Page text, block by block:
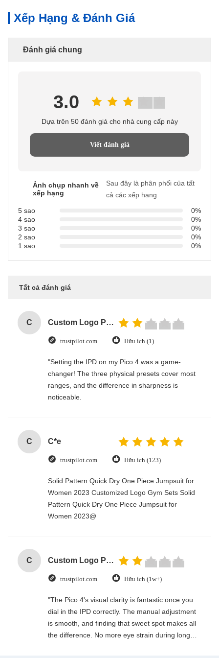
Xếp Hạng & Đánh Giá
Đánh giá chung
3.0
Dựa trên 50 đánh giá cho nhà cung cấp này
Viết đánh giá
Ảnh chụp nhanh về
xếp hạng
Sau đây là phân phối của tất
cả các xếp hạng
5 sao
0%
4 sao
0%
3 sao
0%
2 sao
0%
1 sao
0%
Tất cả đánh giá
C Custom Logo Paper Cardboard Packing Folding White / Black / Rose Gold Luxury Magnetic Gift Box with Ribbon Closure
trustpilot.com Hữu ích (1)
"Setting the IPD on my Pico 4 was a game-
changer! The three physical presets cover most
ranges, and the difference in sharpness is
noticeable.
C C*e
trustpilot.com Hữu ích (123)
Solid Pattern Quick Dry One Piece Jumpsuit for
Women 2023 Customized Logo Gym Sets Solid
Pattern Quick Dry One Piece Jumpsuit for
Women 2023@
C Custom Logo Paper Cardboard Packing Folding White / Black / Rose Gold Luxury Magnetic Gift Box with Ribbon Closure
trustpilot.com Hữu ích (1w+)
"The Pico 4's visual clarity is fantastic once you
dial in the IPD correctly. The manual adjustment
is smooth, and finding that sweet spot makes all
the difference. No more eye strain during long